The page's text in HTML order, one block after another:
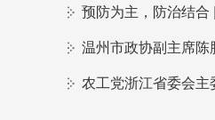
温州市政协副主席
农工党浙江省委会